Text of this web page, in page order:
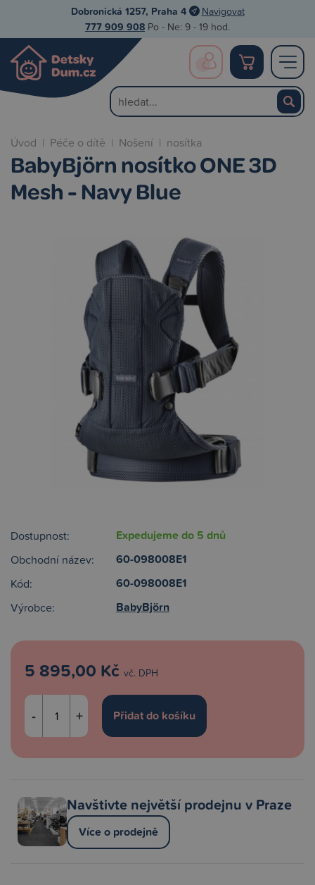
Dobronická 1257, Praha 4 Navigovat
777 909 908 Po - Ne: 9 - 19 hod.
Úvod | Péče o dítě | Nošení | nosítka
BabyBjörn nosítko ONE 3D
Mesh - Navy Blue
Dostupnost: Expedujeme do 5 dnů
Obchodní název: 60-098008E1
Kód: 60-098008E1
Výrobce: BabyBjörn
5 895,00 Kč vč. DPH
- +
Navštivte největší prodejnu v Praze
Více o prodejně